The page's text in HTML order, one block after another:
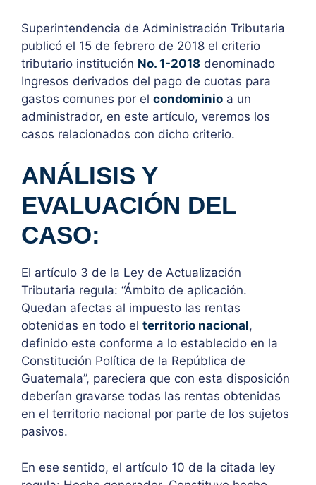
Superintendencia de Administración Tributaria
publicó el 15 de febrero de 2018 el criterio
tributario institución No. 1-2018 denominado
Ingresos derivados del pago de cuotas para
gastos comunes por el condominio a un
administrador, en este artículo, veremos los
casos relacionados con dicho criterio.
ANÁLISIS Y
EVALUACIÓN DEL
CASO:
El artículo 3 de la Ley de Actualización
Tributaria regula: “Ámbito de aplicación.
Quedan afectas al impuesto las rentas
obtenidas en todo el territorio nacional,
definido este conforme a lo establecido en la
Constitución Política de la República de
Guatemala”, pareciera que con esta disposición
deberían gravarse todas las rentas obtenidas
en el territorio nacional por parte de los sujetos
pasivos.
En ese sentido, el artículo 10 de la citada ley